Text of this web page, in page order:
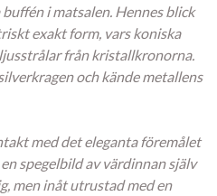
i matsalen. Hennes blick
exakt form, vars koniska
från kristallkronorna.
och kände metallens
med det eleganta föremålet
spegelbild av värdinnan själv
men inåt utrustad med en